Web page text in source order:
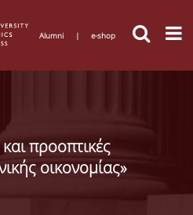
Alumni | e-shop
προοπτικές
οικονομίας»